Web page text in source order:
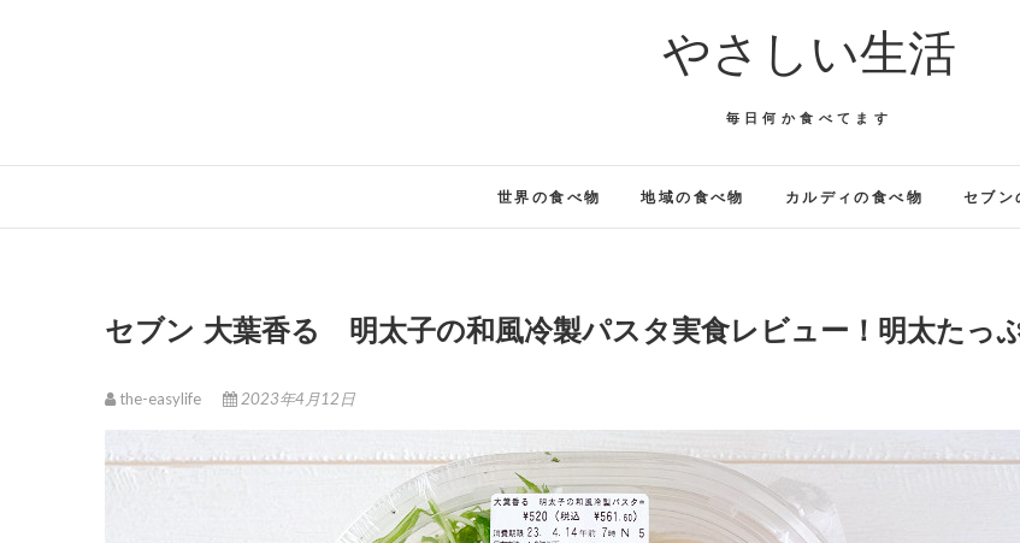
やさしい生活
毎日何か食べてます
世界の食べ物 地域の食べ物 カルディの食べ物 セブン
セブン 大葉香る 明太子の和風冷製パスタ実食レビュー！明太たっ
the-easylife 2023年4月12日